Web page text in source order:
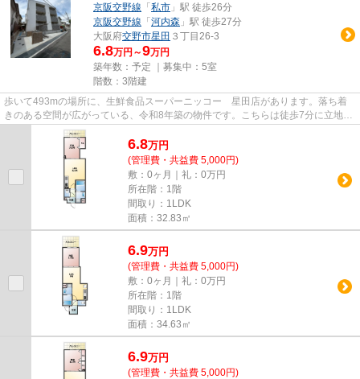
京阪交野線 「 私市 」駅 徒歩26分
京阪交野線 「 河内森 」駅 徒歩27分
大阪府交野市星田 ３丁目26-3
6.8万円～9万円
築年数：予定 ｜募集中： 5室
階数：3階建
歩いて493mの場所に、生鮮食品スーパーニッコー 星田店があります。落ち着
きのある空間が広がっている、令和8年築の物件です。こちらは徒歩7分に立地す
る物件です。日頃から電車をよ...
6.8万円
(管理費・共益費 5,000円)
敷：0ヶ月｜礼：0万円
所在階：1階
間取り：1LDK
面積：32.83㎡
6.9万円
(管理費・共益費 5,000円)
敷：0ヶ月｜礼：0万円
所在階：1階
間取り：1LDK
面積：34.63㎡
6.9万円
(管理費・共益費 5,000円)